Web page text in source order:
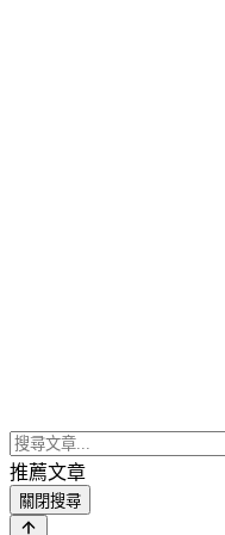
推薦文章
關閉搜尋